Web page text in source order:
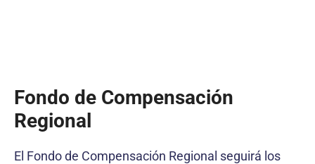
Fondo de Compensación
Regional
El Fondo de Compensación Regional seguirá los